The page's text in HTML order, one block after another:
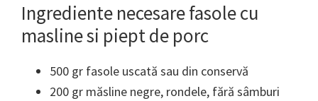
Ingrediente necesare fasole cu
masline si piept de porc
500 gr fasole uscată sau din conservă
200 gr măsline negre, rondele, fără sâmburi